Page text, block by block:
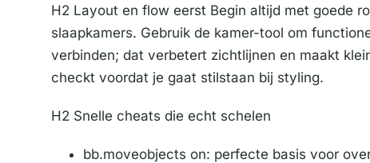
H2 Layout en flow eerst Begin altijd met goede
slaapkamers. Gebruik de kamer-tool om
verbinden; dat verbetert zichtlijnen en maakt
checkt voordat je gaat stilstaan bij styling.
H2 Snelle cheats die echt schelen
bb.moveobjects on: perfecte basis voor